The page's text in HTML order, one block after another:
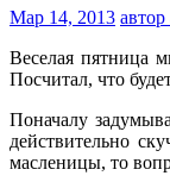
Мар 14, 2013 автор
Веселая пятница
Посчитал, что
Поначалу
действительно
масленицы, то